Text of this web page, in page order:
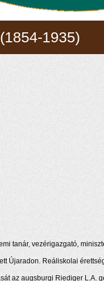
1935)
tanár, vezérigazgató,
Újaradon. Reáliskolai
az augsburgi Riediger L.A.